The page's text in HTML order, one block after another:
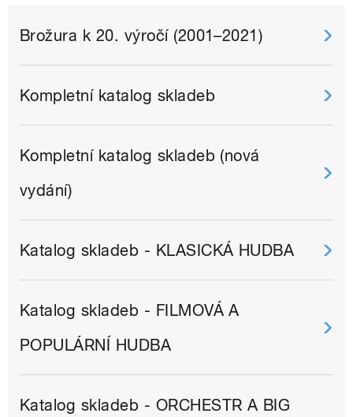
Brožura k 20. výročí (2001–2021)
Kompletní katalog skladeb
Kompletní katalog skladeb (nová
vydání)
Katalog skladeb - KLASICKÁ HUDBA
Katalog skladeb - FILMOVÁ A
POPULÁRNÍ HUDBA
Katalog skladeb - ORCHESTR A BIG